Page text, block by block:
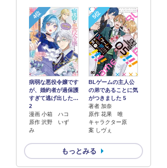
4位
病弱な悪役令嬢です
が、婚約者が過保護
すぎて逃げ出した…
2
漫画 小箱 ハコ
原作 沢野 いず
み
5位
BLゲームの主人公
の弟であることに気
がつきました 5
著者 加奈
原作 花果 唯
キャラクター原
案 しヴぇ
もっとみる